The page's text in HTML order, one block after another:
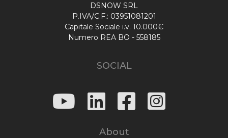
DSNOW SRL
P.IVA/C.F.: 03951081201
Capitale Sociale i.v. 10.000€
Numero REA BO - 558185
SOCIAL
About